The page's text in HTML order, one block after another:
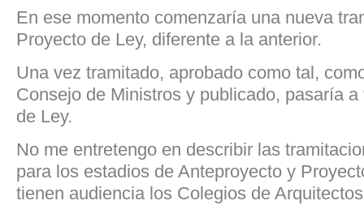
En ese momento comenzaría una nueva
Proyecto de Ley, diferente a la anterior.
Una vez tramitado, aprobado como tal,
Consejo de Ministros y publicado, pasaría
de Ley.
No me entretengo en describir las
para los estadios de Anteproyecto y
tienen audiencia los Colegios de